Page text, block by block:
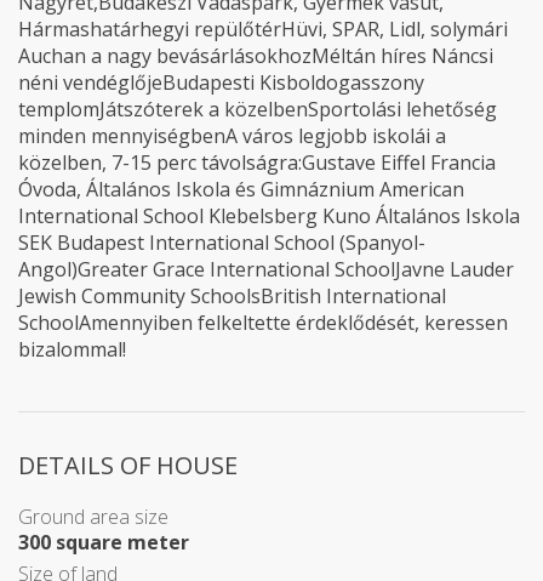
Hármashatárhegyi repülőtérHüvi, SPAR, Lidl, solymári
Auchan a nagy bevásárlásokhozMéltán híres Náncsi
néni vendéglőjeBudapesti Kisboldogasszony
templomJátszóterek a közelbenSportolási lehetőség
minden mennyiségbenA város legjobb iskolái a
közelben, 7-15 perc távolságra:Gustave Eiffel Francia
Óvoda, Általános Iskola és Gimnáznium American
International School Klebelsberg Kuno Általános Iskola
SEK Budapest International School (Spanyol-
Angol)Greater Grace International SchoolJavne Lauder
Jewish Community SchoolsBritish International
SchoolAmennyiben felkeltette érdeklődését, keressen
bizalommal!
DETAILS OF HOUSE
Ground area size
300 square meter
Size of land